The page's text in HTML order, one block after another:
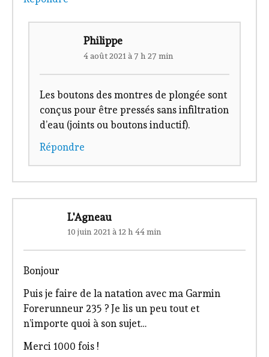
Philippe
4 août 2021 à 7 h 27 min
Les boutons des montres de plongée sont
conçus pour être pressés sans infiltration
d’eau (joints ou boutons inductif).
Répondre
L'Agneau
10 juin 2021 à 12 h 44 min
Bonjour
Puis je faire de la natation avec ma Garmin
Forerunneur 235 ? Je lis un peu tout et
n’importe quoi à son sujet…
Merci 1000 fois !